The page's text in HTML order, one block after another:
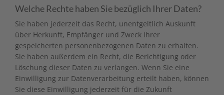
Welche Rechte haben Sie bezüglich Ihrer Daten?
Sie haben jederzeit das Recht, unentgeltlich Auskunft
über Herkunft, Empfänger und Zweck Ihrer
gespeicherten personenbezogenen Daten zu erhalten.
Sie haben außerdem ein Recht, die Berichtigung oder
Löschung dieser Daten zu verlangen. Wenn Sie eine
Einwilligung zur Datenverarbeitung erteilt haben, können
Sie diese Einwilligung jederzeit für die Zukunft